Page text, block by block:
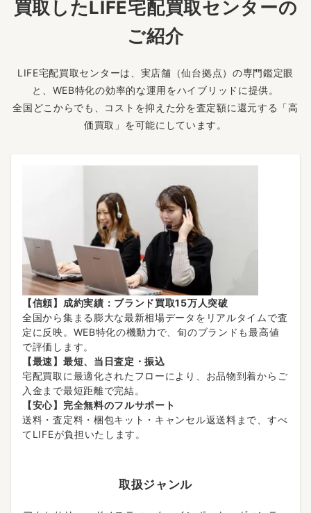
買取したLIFE宅配買取センターの
ご紹介
LIFE宅配買取センターは、実店舗（仙台拠点）の専門鑑定眼
と、WEB特化の効率的な運用をハイブリッドに提供。
全国どこからでも、コストを抑えた分を査定額に還元する「高
価買取」を可能にしています。
【信頼】成約実績：ブランド買取15万人突破
全国から集まる膨大な最新相場データをリアルタイムで査
定に反映。WEB特化の機動力で、旬のブランドも最高値
で評価します。
【最速】最短、当日査定・振込
宅配買取に最適化されたフローにより、お品物到着からご
入金まで最短距離で完結。
【安心】完全無料のフルサポート
送料・査定料・梱包キット・キャンセル返送料まで、すべ
てLIFEが負担いたします。
取扱ジャンル